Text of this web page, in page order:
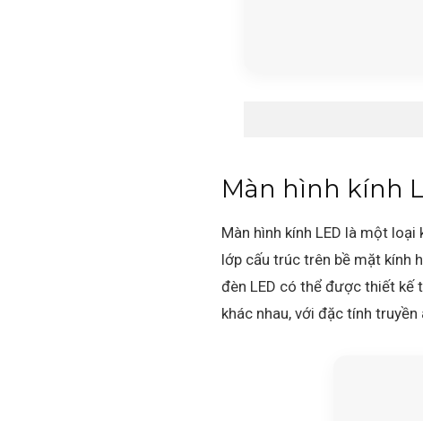
Màn hình kính
Màn hình kính LED là một
lớp cấu trúc trên bề mặt kính
đèn LED có thể được thiết kế
khác nhau, với đặc tính truyền